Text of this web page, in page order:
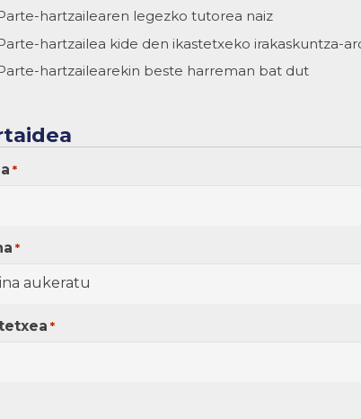
hartzailearen legezko tutorea naiz
hartzailea kide den ikastetxeko irakaskuntza-
hartzailearekin beste harreman bat dut
*
*
*